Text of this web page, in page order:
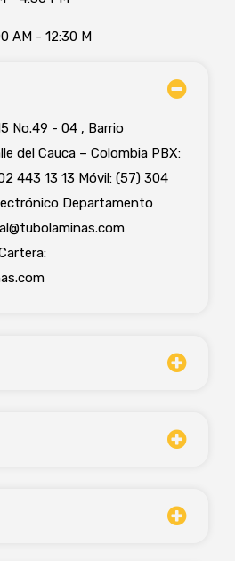
AM - 12:30 M
No.49 - 04 , Barrio
del Cauca – Colombia PBX:
443 13 13 Móvil: (57) 304
Departamento